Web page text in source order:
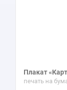
Плакат
печать на